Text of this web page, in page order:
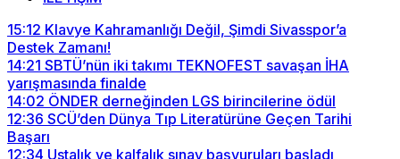
15:12 Klavye Kahramanlığı Değil, Şimdi Sivasspor’a
Destek Zamanı!
14:21 SBTÜ’nün iki takımı TEKNOFEST savaşan İHA
yarışmasında finalde
14:02 ÖNDER derneğinden LGS birincilerine ödül
12:36 SCÜ’den Dünya Tıp Literatürüne Geçen Tarihi
Başarı
12:34 Ustalık ve kalfalık sınav başvuruları başladı